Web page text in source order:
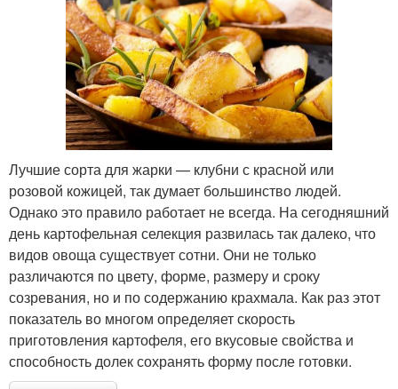
Лучшие сорта для жарки — клубни с красной или
розовой кожицей, так думает большинство людей.
Однако это правило работает не всегда. На сегодняшний
день картофельная селекция развилась так далеко, что
видов овоща существует сотни. Они не только
различаются по цвету, форме, размеру и сроку
созревания, но и по содержанию крахмала. Как раз этот
показатель во многом определяет скорость
приготовления картофеля, его вкусовые свойства и
способность долек сохранять форму после готовки.